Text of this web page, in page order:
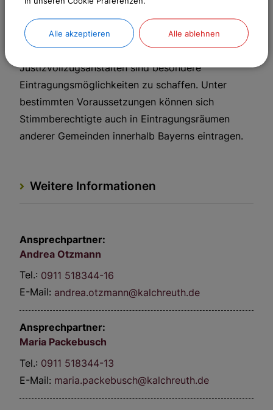
Hilfsperson mit der Eintragung beauftragen. Für
Eintragungswillige in bestimmten Einrichtungen
wie Altenheimen und Krankenhäusern sowie in
Justizvollzugsanstalten sind besondere
Eintragungsmöglichkeiten zu schaffen. Unter
bestimmten Voraussetzungen können sich
Stimmberechtigte auch in Eintragungsräumen
anderer Gemeinden innerhalb Bayerns eintragen.
Weitere Informationen
Ansprechpartner:
Andrea Otzmann
Tel.: 0911 518344-16
E-Mail: andrea.otzmann@kalchreuth.de
Ansprechpartner:
Maria Packebusch
Tel.: 0911 518344-13
E-Mail: maria.packebusch@kalchreuth.de
Alle akzeptieren Alle ablehnen